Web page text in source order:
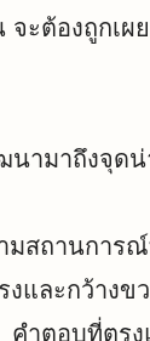
ะต้องถูกเ
นามาถึงจุ
สถานการณ์
และกว้าง
ำตอบที่ตร